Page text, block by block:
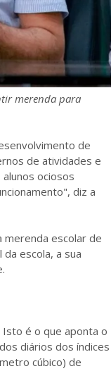
merenda para
de
de atividades e
ociosos
diz a
merenda escolar de
escola, a sua
Isto é o que aponta o
diários dos índices
cúbico) de